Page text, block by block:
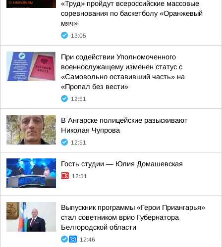
«Труд» пройдут всероссийские массовые
соревнования по баскетболу «Оранжевый
мяч»
13:05
При содействии Уполномоченного
военнослужащему изменен статус с
«Самовольно оставивший часть» на
«Пропал без вести»
12:51
В Ангарске полицейские разыскивают
Николая Чупрова
12:51
Гость студии — Юлия Домашевская
12:51
Выпускник программы «Герои Приангарья»
стал советником врио Губернатора
Белгородской области
12:46